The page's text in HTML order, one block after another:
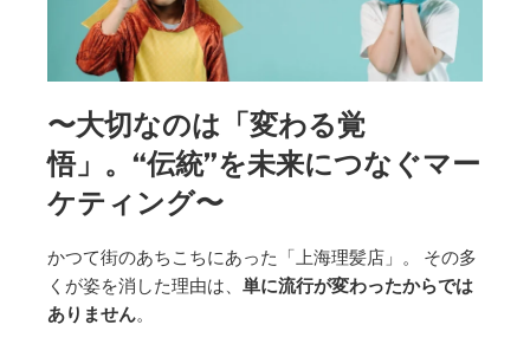
〜大切なのは「変わる覚
悟」。“伝統”を未来につなぐマー
ケティング〜
かつて街のあちこちにあった「上海理髪店」。 その多
くが姿を消した理由は、 単に流行が変わったからでは
ありません。